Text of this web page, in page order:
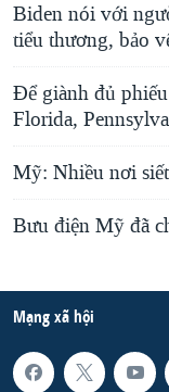
Biden nói với
tiểu thương, bảo
Để giành đủ
Florida,
Mỹ: Nhiều nơi
Bưu điện Mỹ đã
Mạng xã hội